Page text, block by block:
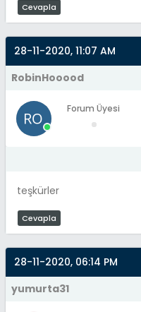
Cevapla
28-11-2020, 11:07 AM
RobinHooood
Forum Üyesi
teşkürler
Cevapla
28-11-2020, 06:14 PM
yumurta31